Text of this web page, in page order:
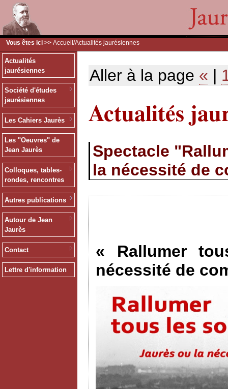
Vous êtes ici >> Accueil /Actualités jaurésiennes
Actualités
jaurésiennes
Société d'études
jaurésiennes
Les Cahiers Jaurès
Les "Oeuvres" de
Jean Jaurès
Colloques, tables-
rondes, rencontres
Autres publications
Autour de Jean
Jaurès
Contact
Lettre d'information
Aller à la page « |
Actualités
Spectacle
la nécessité de
« Rallumer
nécessité de